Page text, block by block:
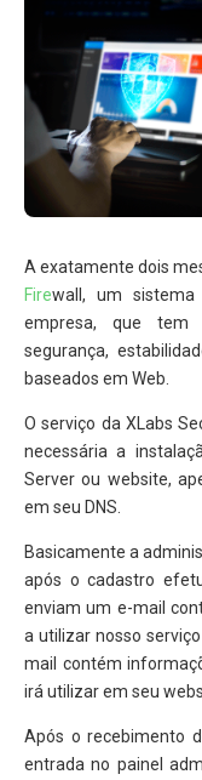
A exatamente dois
Firewall, um sistema
empresa, que tem
segurança,
baseados em Web.
O serviço da XLabs
necessária a
Server ou website,
em seu DNS.
Basicamente a
após o cadastro
enviam um e-mail
a utilizar nosso
mail contém
irá utilizar em seu
Após o recebimento
entrada no painel